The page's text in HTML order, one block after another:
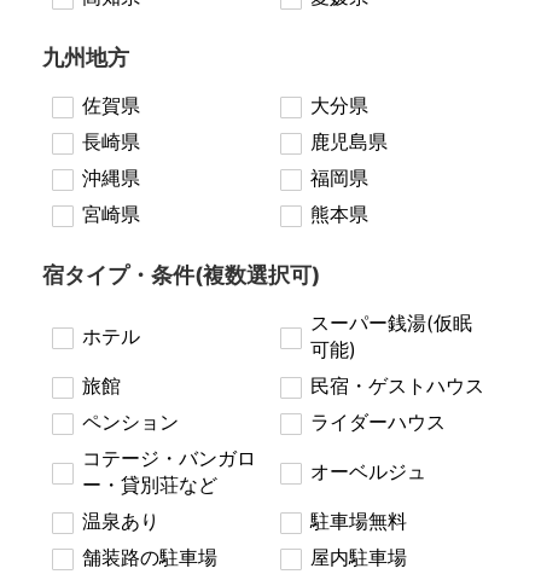
九州地方
佐賀県
大分県
長崎県
鹿児島県
沖縄県
福岡県
宮崎県
熊本県
宿タイプ・条件(複数選択可)
ホテル
スーパー銭湯(仮眠
可能)
旅館
民宿・ゲストハウス
ペンション
ライダーハウス
コテージ・バンガロ
ー・貸別荘など
オーベルジュ
温泉あり
駐車場無料
舗装路の駐車場
屋内駐車場